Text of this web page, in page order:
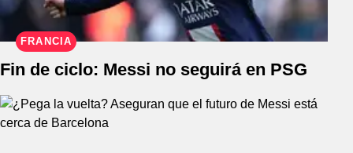
FRANCIA
Fin de ciclo: Messi no seguirá en PSG